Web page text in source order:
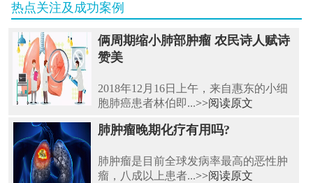
热点关注及成功案例
俩周期缩小肺部肿瘤 农民诗人赋诗
赞美
2018年12月16日上午，来自惠东的小细
胞肺癌患者林伯即...>>阅读原文
肺肿瘤晚期化疗有用吗?
肺肿瘤是目前全球发病率最高的恶性肿
瘤，八成以上患者...>>阅读原文